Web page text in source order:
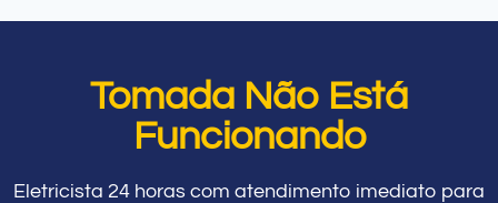
Tomada Não Está
Funcionando
Eletricista 24 horas com atendimento imediato para